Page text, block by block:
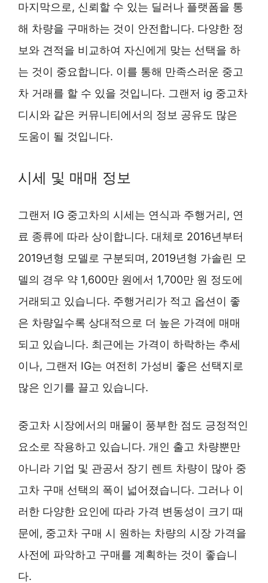
마지막으로, 신뢰할 수 있는 딜러나 플랫폼을 통
해 차량을 구매하는 것이 안전합니다. 다양한 정
보와 견적을 비교하여 자신에게 맞는 선택을 하
는 것이 중요합니다. 이를 통해 만족스러운 중고
차 거래를 할 수 있을 것입니다. 그랜저 ig 중고차
디시와 같은 커뮤니티에서의 정보 공유도 많은
도움이 될 것입니다.
시세 및 매매 정보
그랜저 IG 중고차의 시세는 연식과 주행거리, 연
료 종류에 따라 상이합니다. 대체로 2016년부터
2019년형 모델로 구분되며, 2019년형 가솔린 모
델의 경우 약 1,600만 원에서 1,700만 원 정도에
거래되고 있습니다. 주행거리가 적고 옵션이 좋
은 차량일수록 상대적으로 더 높은 가격에 매매
되고 있습니다. 최근에는 가격이 하락하는 추세
이나, 그랜저 IG는 여전히 가성비 좋은 선택지로
많은 인기를 끌고 있습니다.
중고차 시장에서의 매물이 풍부한 점도 긍정적인
요소로 작용하고 있습니다. 개인 출고 차량뿐만
아니라 기업 및 관공서 장기 렌트 차량이 많아 중
고차 구매 선택의 폭이 넓어졌습니다. 그러나 이
러한 다양한 요인에 따라 가격 변동성이 크기 때
문에, 중고차 구매 시 원하는 차량의 시장 가격을
사전에 파악하고 구매를 계획하는 것이 좋습니
다.